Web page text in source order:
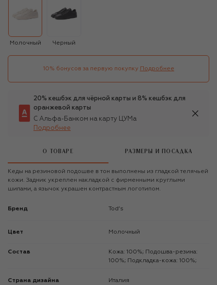
Молочный Черный
10% бонусов за первую покупку Подробнее
20% кешбэк для чёрной карты и 8% кешбэк для
оранжевой карты
С Альфа-Банком на карту ЦУМа
Подробнее
О ТОВАРЕ РАЗМЕРЫ И ПОСАДКА
Кеды на резиновой подошве в тон выполнены из гладкой телячьей
кожи. Задник укреплен накладкой с фирменными круглыми
шипами, а язычок украшен контрастным логотипом.
Бренд Tod’s
Цвет Молочный
Состав
Кожа: 100%; Подошва-резина:
100%; Подкладка-кожа: 100%;
Страна дизайна Италия